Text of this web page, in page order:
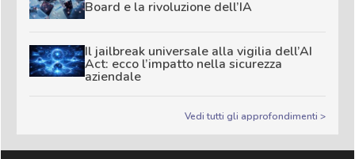
Board e la rivoluzione dell’IA
Il jailbreak universale alla vigilia dell’AI
Act: ecco l’impatto nella sicurezza
aziendale
Vedi tutti gli approfondimenti >